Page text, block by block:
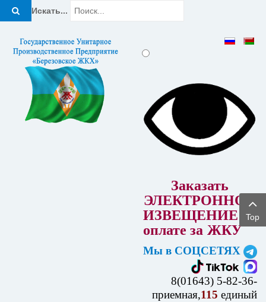
Искать...
Заказать
ЭЛЕКТРОННОЕ
ИЗВЕЩЕНИЕ об
оплате за ЖКУ
Мы в СОЦСЕТЯХ
8(01643) 5-82-36-
приемная,115 единый
Top